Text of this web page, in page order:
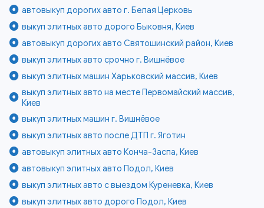
автовыкуп дорогих авто г. Белая Церковь
выкуп элитных авто дорого Быковня, Киев
автовыкуп дорогих авто Святошинский район, Киев
выкуп элитных авто срочно г. Вишнёвое
выкуп элитных машин Харьковский массив, Киев
выкуп элитных авто на месте Первомайский массив,
Киев
выкуп элитных машин г. Вишнёвое
выкуп элитных авто после ДТП г. Яготин
автовыкуп элитных авто Конча-Заспа, Киев
автовыкуп элитных авто Подол, Киев
выкуп элитных авто с выездом Куреневка, Киев
выкуп элитных авто дорого Подол, Киев